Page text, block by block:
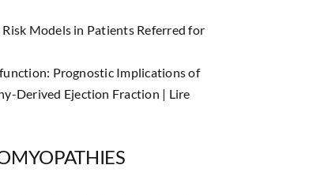
Models in Patients Referred for
Prognostic Implications of
Derived Ejection Fraction | Lire